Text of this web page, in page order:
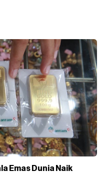
Emas Dunia Naik